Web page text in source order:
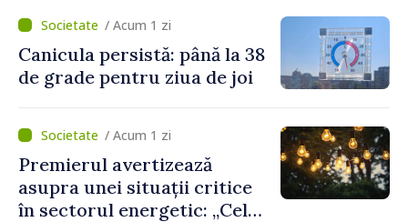
cetățeni au solicitat
ambulanța/ Acum 1 zi
Canicula persistă: până la 38
de grade pentru ziua de joi
/ Acum 1 zi
Premierul avertizează
asupra unei situații critice
în sectorul energetic: „Cel